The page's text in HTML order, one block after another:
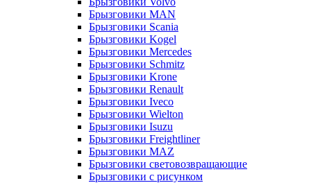
Брызговики MAN
Брызговики Scania
Брызговики Kogel
Брызговики Mercedes
Брызговики Schmitz
Брызговики Krone
Брызговики Renault
Брызговики Iveco
Брызговики Wielton
Брызговики Isuzu
Брызговики Freightliner
Брызговики MAZ
Брызговики световозвращающие
Брызговики с рисунком